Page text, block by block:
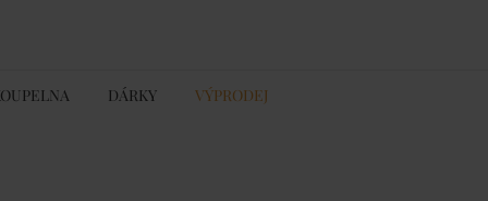
DÁRKY VÝPRODEJ